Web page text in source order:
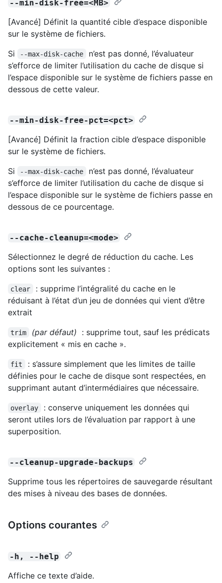
--min-disk-free=<MB>
[Avancé] Définit la quantité cible d’espace disponible
sur le système de fichiers.
Si
--max-disk-cache
n’est pas donné, l’évaluateur
s’efforce de limiter l’utilisation du cache de disque si
l’espace disponible sur le système de fichiers passe en
dessous de cette valeur.
--min-disk-free-pct=<pct>
[Avancé] Définit la fraction cible d’espace disponible
sur le système de fichiers.
Si
--max-disk-cache
n’est pas donné, l’évaluateur
s’efforce de limiter l’utilisation du cache de disque si
l’espace disponible sur le système de fichiers passe en
dessous de ce pourcentage.
--cache-cleanup=<mode>
Sélectionnez le degré de réduction du cache. Les
options sont les suivantes :
clear
: supprime l’intégralité du cache en le
réduisant à l’état d’un jeu de données qui vient d’être
extrait
trim (par défaut) : supprime tout, sauf les prédicats
explicitement « mis en cache ».
fit
: s’assure simplement que les limites de taille
définies pour le cache de disque sont respectées, en
supprimant autant d’intermédiaires que nécessaire.
overlay
: conserve uniquement les données qui
seront utiles lors de l’évaluation par rapport à une
superposition.
--cleanup-upgrade-backups
Supprime tous les répertoires de sauvegarde résultant
des mises à niveau des bases de données.
Options courantes
-h, --help
Affiche ce texte d’aide.